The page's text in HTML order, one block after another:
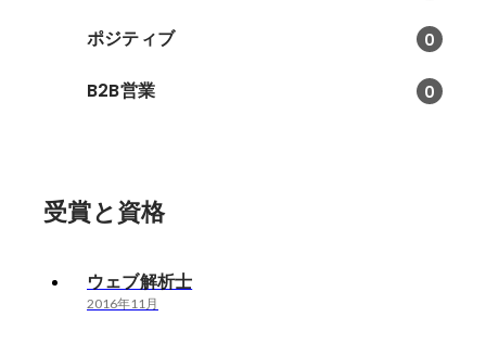
ポジティブ 0
B2B営業 0
受賞と資格
ウェブ解析士
2016年11月